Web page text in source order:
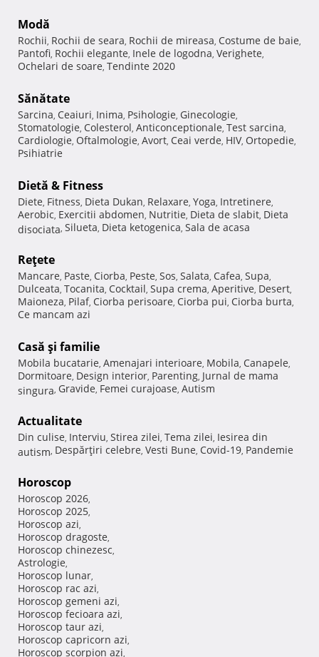
Modă
Rochii, Rochii de seara, Rochii de mireasa, Costume de baie,
Pantofi, Rochii elegante, Inele de logodna, Verighete,
Ochelari de soare, Tendinte 2020
Sănătate
Sarcina, Ceaiuri, Inima, Psihologie, Ginecologie,
Stomatologie, Colesterol, Anticonceptionale, Test sarcina,
Cardiologie, Oftalmologie, Avort, Ceai verde, HIV, Ortopedie,
Psihiatrie
Dietă & Fitness
Diete, Fitness, Dieta Dukan, Relaxare, Yoga, Intretinere,
Aerobic, Exercitii abdomen, Nutritie, Dieta de slabit, Dieta
disociata, Silueta, Dieta ketogenica, Sala de acasa
Reţete
Mancare, Paste, Ciorba, Peste, Sos, Salata, Cafea, Supa,
Dulceata, Tocanita, Cocktail, Supa crema, Aperitive, Desert,
Maioneza, Pilaf, Ciorba perisoare, Ciorba pui, Ciorba burta,
Ce mancam azi
Casă şi familie
Mobila bucatarie, Amenajari interioare, Mobila, Canapele,
Dormitoare, Design interior, Parenting, Jurnal de mama
singura, Gravide, Femei curajoase, Autism
Actualitate
Din culise, Interviu, Stirea zilei, Tema zilei, Iesirea din
autism, Despărţiri celebre, Vesti Bune, Covid-19, Pandemie
Horoscop
Horoscop 2026,
Horoscop 2025,
Horoscop azi,
Horoscop dragoste,
Horoscop chinezesc,
Astrologie,
Horoscop lunar,
Horoscop rac azi,
Horoscop gemeni azi,
Horoscop fecioara azi,
Horoscop taur azi,
Horoscop capricorn azi,
Horoscop scorpion azi,